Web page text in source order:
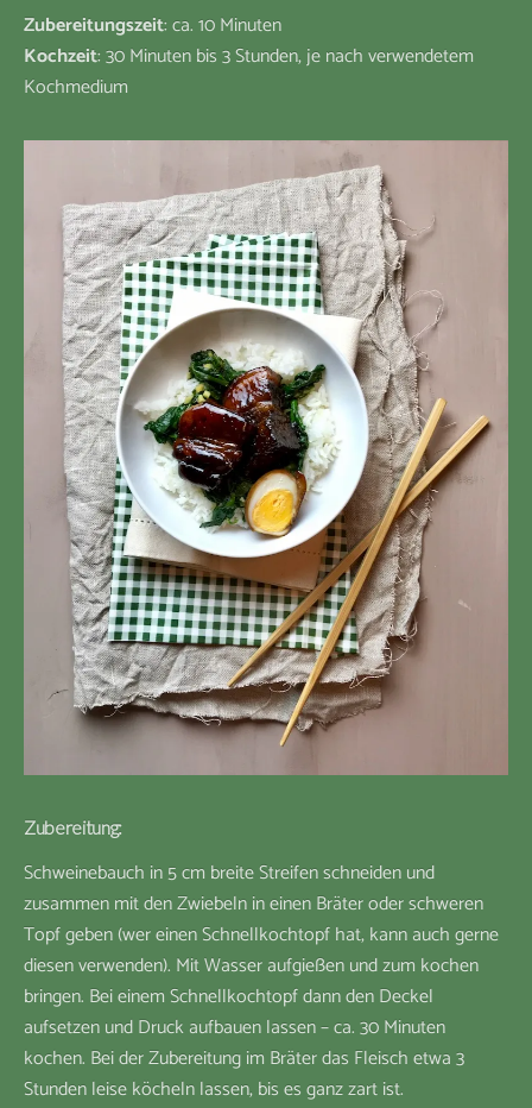
Zubereitungszeit: ca. 10 Minuten
Kochzeit: 30 Minuten bis 3 Stunden, je nach verwendetem
Kochmedium
Zubereitung:
Schweinebauch in 5 cm breite Streifen schneiden und
zusammen mit den Zwiebeln in einen Bräter oder schweren
Topf geben (wer einen Schnellkochtopf hat, kann auch gerne
diesen verwenden). Mit Wasser aufgießen und zum kochen
bringen. Bei einem Schnellkochtopf dann den Deckel
aufsetzen und Druck aufbauen lassen – ca. 30 Minuten
kochen. Bei der Zubereitung im Bräter das Fleisch etwa 3
Stunden leise köcheln lassen, bis es ganz zart ist.